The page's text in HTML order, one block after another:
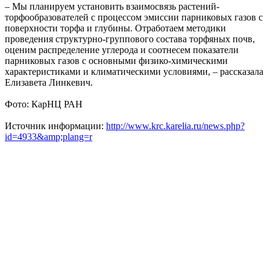
– Мы планируем установить взаимосвязь растений-
торфообразователей с процессом эмиссии парниковых газов с
поверхности торфа и глубины. Отработаем методики
проведения структурно-группового состава торфяных почв,
оценим распределение углерода и соотнесем показатели
парниковых газов с основными физико-химическими
характеристиками и климатическими условиями, – рассказала
Елизавета Линкевич.
Фото: КарНЦ РАН
Источник информации: http://www.krc.karelia.ru/news.php?
id=4933&amp;plang=r